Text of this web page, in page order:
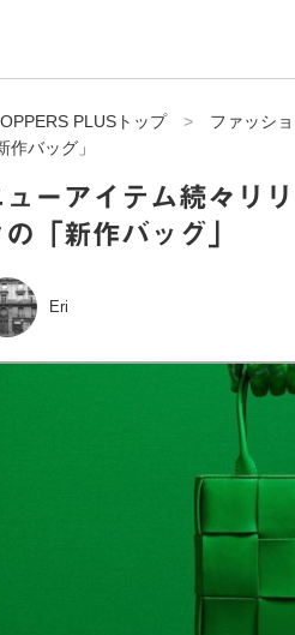
PLUSトップ> ファッシ
作バッグ」
ューアイテム続々リ
の「新作バッグ」
Eri